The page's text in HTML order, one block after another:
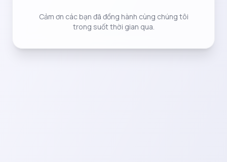
Cảm ơn các bạn đã đồng hành cùng chúng tôi
trong suốt thời gian qua.